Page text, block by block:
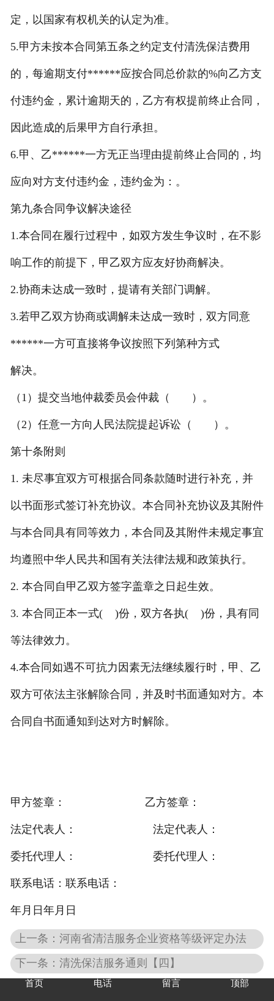
定，以国家有权机关的认定为准。
5.甲方未按本合同第五条之约定支付清洗保洁费用
的，每逾期支付******应按合同总价款的%向乙方支
付违约金，累计逾期天的，乙方有权提前终止合同，
因此造成的后果甲方自行承担。
6.甲、乙******一方无正当理由提前终止合同的，均
应向对方支付违约金，违约金为：。
第九条合同争议解决途径
1.本合同在履行过程中，如双方发生争议时，在不影
响工作的前提下，甲乙双方应友好协商解决。
2.协商未达成一致时，提请有关部门调解。
3.若甲乙双方协商或调解未达成一致时，双方同意
******一方可直接将争议按照下列第种方式
解决。
（1）提交当地仲裁委员会仲裁（ ）。
（2）任意一方向人民法院提起诉讼（ ）。
第十条附则
1. 未尽事宜双方可根据合同条款随时进行补充，并
以书面形式签订补充协议。本合同补充协议及其附件
与本合同具有同等效力，本合同及其附件未规定事宜
均遵照中华人民共和国有关法律法规和政策执行。
2. 本合同自甲乙双方签字盖章之日起生效。
3. 本合同正本一式( )份，双方各执( )份，具有同
等法律效力。
4.本合同如遇不可抗力因素无法继续履行时，甲、乙
双方可依法主张解除合同，并及时书面通知对方。本
合同自书面通知到达对方时解除。
甲方签章： 乙方签章：
法定代表人： 法定代表人：
委托代理人： 委托代理人：
联系电话：联系电话：
年月日年月日
上一条：河南省清洁服务企业资格等级评定办法
下一条：清洗保洁服务通则【四】
首页 电话 留言 顶部